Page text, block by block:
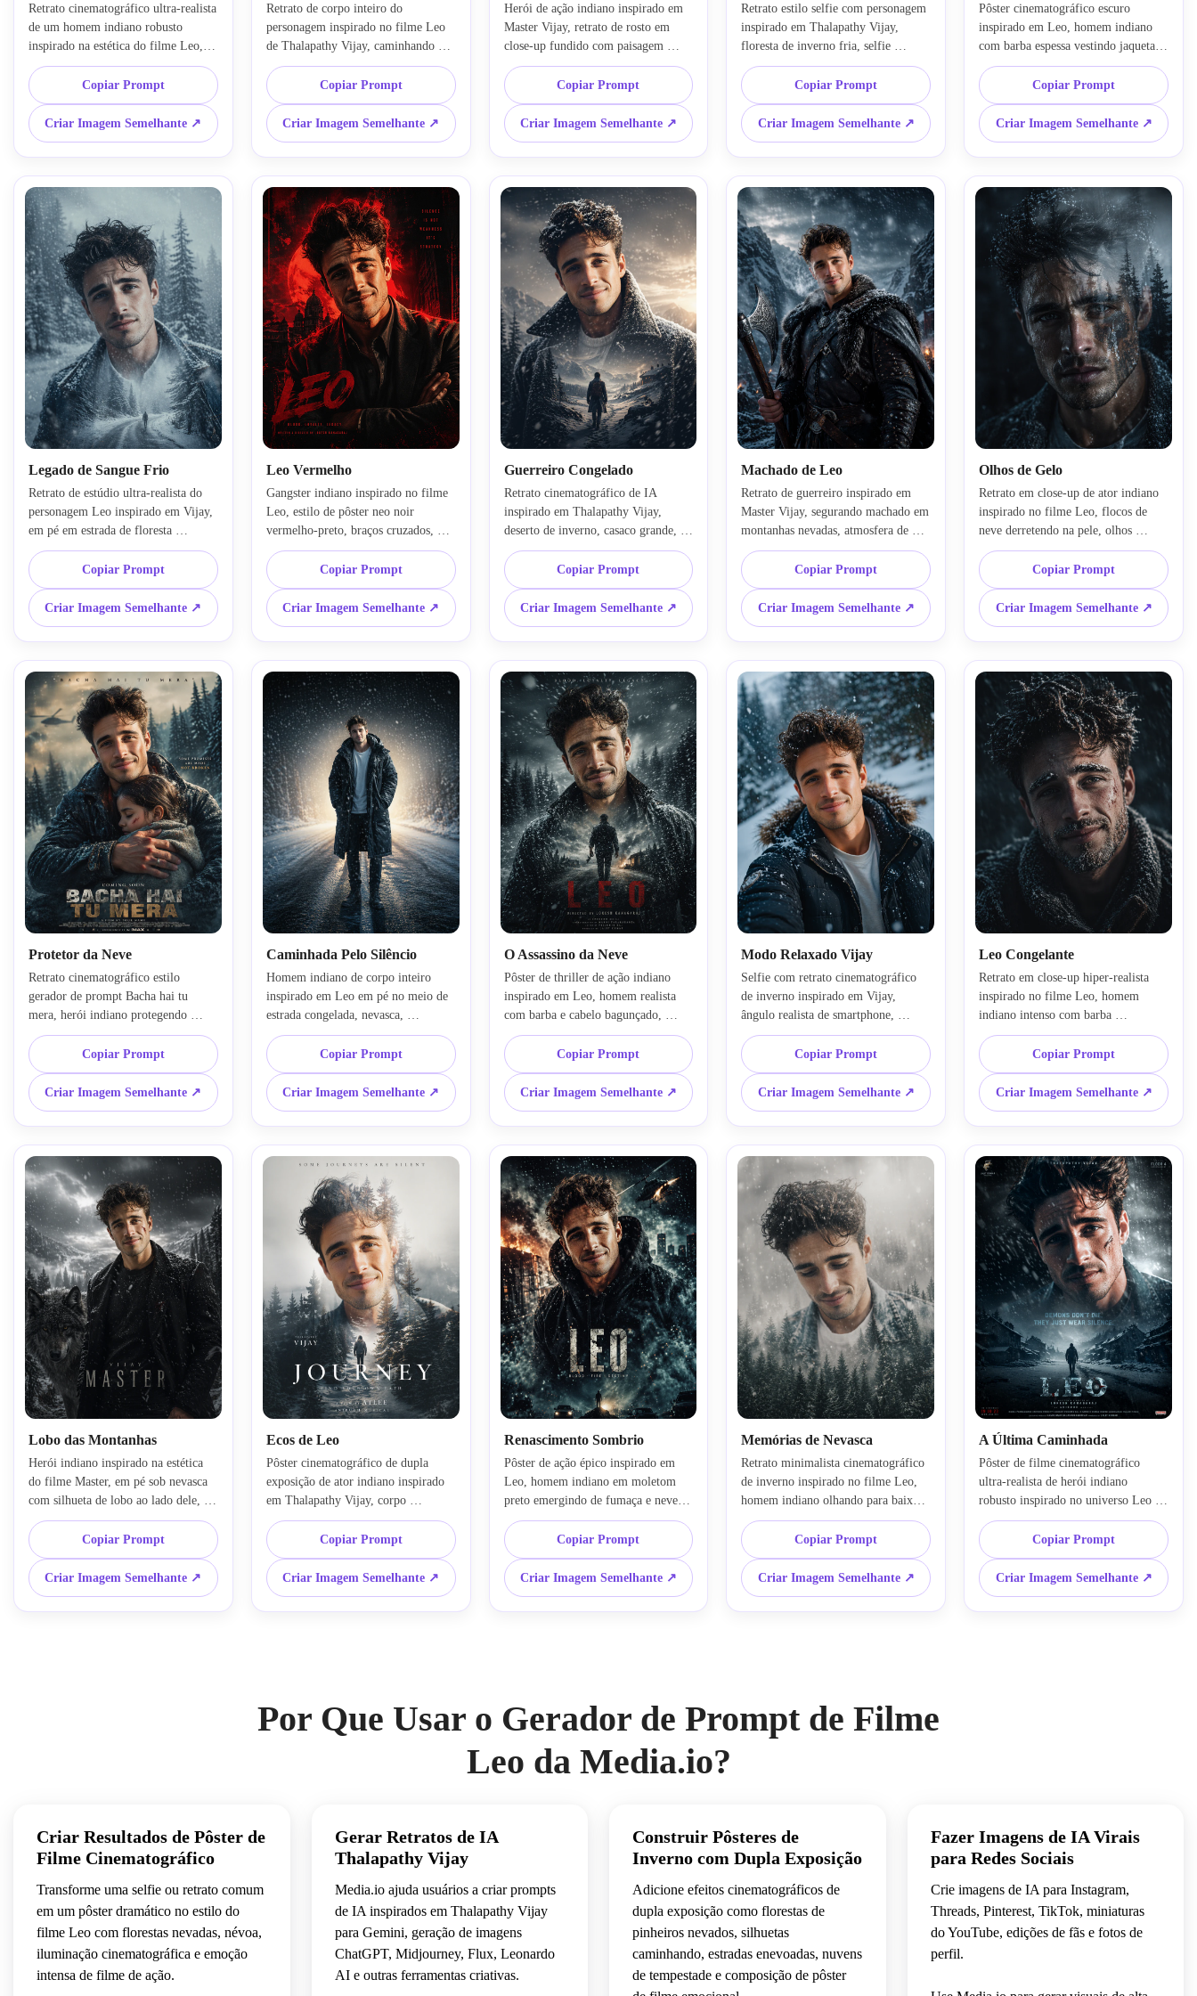
Retrato cinematográfico ultra-realista
de um homem indiano robusto
inspirado na estética do filme Leo,
em pé em uma floresta nevada,
composição de dupla exposição
dentro da jaqueta mostrando silhueta
solitária caminhando por pinheiros
enevoados, olhos intensos, cabelo
bagunçado, atmosfera fria de
inverno, névoa volumétrica, tons
azul-acinzentados suaves,
profundidade de campo rasa,
iluminação dramática, design de
pôster, texto "MANTENHA A
CALMA E EVITE A BATALHA",
obra-prima, 8k, fotorrealista,
preservar estrutura facial da imagem
de origem, estilo img2img
Copiar Prompt
Criar Imagem Semelhante ↗
Retrato de corpo inteiro do
personagem inspirado no filme Leo
de Thalapathy Vijay, caminhando
sozinho em forte nevasca, casaco de
inverno longo, gradação de cor azul
cinematográfica, respiração
congelada, fundo de floresta, pôster
de filme ultra-realista, atmosfera
sombria, partículas de neve,
iluminação de alto contraste, detalhes
faciais nítidos, estilo IMAX, textura
de pele realista, preservar pose e
identidade original, geração imagem-
para-imagem
Copiar Prompt
Criar Imagem Semelhante ↗
Herói de ação indiano inspirado em
Master Vijay, retrato de rosto em
close-up fundido com paisagem
nevada usando dupla exposição,
homem solitário caminhando na neve
dentro da silhueta, layout de pôster
cinematográfico, expressão
emocional, paleta de inverno branca,
névoa suave, fotografia hiper-
realista, estética de promoção de
filme, preservar rosto da imagem de
entrada, img2img ultra-detalhado
Copiar Prompt
Criar Imagem Semelhante ↗
Retrato estilo selfie com personagem
inspirado em Thalapathy Vijay,
floresta de inverno fria, selfie
cinematográfica realista de iPhone,
flocos de neve na barba e cabelo,
iluminação sombria, textura de pele
detalhada, pose natural, DOF raso,
desfoque de fundo atmosférico,
ultra-realista, vibração do filme Leo,
preservar identidade facial original,
img2img fotorrealista
Copiar Prompt
Criar Imagem Semelhante ↗
Pôster cinematográfico escuro
inspirado em Leo, homem indiano
com barba espessa vestindo jaqueta
branca de inverno, floresta de
pinheiros nevados mesclada ao
corpo, silhueta de viajante solitário,
nuvens de tempestade, luz de
contorno dramática, realismo
sombrio, composição de pôster de
filme com alto detalhe, 8k HDR,
preservar proporções faciais
originais, estilo de pôster imagem-
para-imagem
Copiar Prompt
Criar Imagem Semelhante ↗
Legado de Sangue Frio
Retrato de estúdio ultra-realista do
personagem Leo inspirado em Vijay,
em pé em estrada de floresta
congelada, nevasca, humor
melancólico, névoa cinematográfica
suave, efeito de dupla exposição em
camadas, brancos suaves e azuis
gelados, expressão facial intensa,
estilo de fotografia premiada,
preservar detalhes da imagem de
origem, img2img cinematográfico
Copiar Prompt
Criar Imagem Semelhante ↗
Leo Vermelho
Gangster indiano inspirado no filme
Leo, estilo de pôster neo noir
vermelho-preto, braços cruzados,
textura áspera, sombras duras, fundo
vermelho brilhante, espaço
tipográfico cinematográfico,
expressão poderosa, estilo de
romance gráfico, arte de pôster ultra-
detalhada, preservar identidade facial
da imagem de origem, transformação
img2img dramática
Copiar Prompt
Criar Imagem Semelhante ↗
Guerreiro Congelado
Retrato cinematográfico de IA
inspirado em Thalapathy Vijay,
deserto de inverno, casaco grande,
cabelo coberto de neve, viajante
solitário refletido dentro da silhueta
do corpo, composição de narrativa
emocional, fotorrealista, iluminação
dramática de filme, estilo de pôster
Netflix, preservar rosto e pose da
imagem de origem, imagem-para-
imagem ultra-realista
Copiar Prompt
Criar Imagem Semelhante ↗
Machado de Leo
Retrato de guerreiro inspirado em
Master Vijay, segurando machado em
montanhas nevadas, atmosfera de
tempestade cinematográfica, barba
robusta, respiração de fumaça fria
realista, roupa de couro com alto
detalhe, gradação azul-acinzentada,
pôster de filme de ação épico, ultra-
realista, preservar identidade da
imagem de origem, renderização
img2img cinematográfica
Copiar Prompt
Criar Imagem Semelhante ↗
Olhos de Gelo
Retrato em close-up de ator indiano
inspirado no filme Leo, flocos de
neve derretendo na pele, olhos
intensos de raiva, reflexo de floresta
dentro do rosto usando dupla
exposição, sombras cinematográficas,
realismo ultra HD, névoa
atmosférica, tema de sobrevivência
no inverno, preservar estrutura facial
original, estilo imagem-para-imagem
realista
Copiar Prompt
Criar Imagem Semelhante ↗
Protetor da Neve
Retrato cinematográfico estilo
gerador de prompt Bacha hai tu
mera, herói indiano protegendo
silhueta de criança em floresta
nevada, narrativa emocional, névoa
dramática de inverno, iluminação
realista, layout tipográfico de pôster
de filme, 8k ultra-realista, preservar
identidade facial da imagem enviada,
img2img cinematográfico
Copiar Prompt
Criar Imagem Semelhante ↗
Caminhada Pelo Silêncio
Homem indiano de corpo inteiro
inspirado em Leo em pé no meio de
estrada congelada, nevasca,
composição simétrica
cinematográfica, casaco de inverno
grande, luz de fundo brilhante
através da névoa, still de filme ultra-
realista, tons azuis sombrios,
preservar aparência do personagem
de origem, estética de pôster
imagem-para-imagem
Copiar Prompt
Criar Imagem Semelhante ↗
O Assassino da Neve
Pôster de thriller de ação indiano
inspirado em Leo, homem realista
com barba e cabelo bagunçado,
fundo de tempestade de neve,
floresta escura, silhueta misteriosa
dentro da área do peito, arte de dupla
exposição, realismo cinematográfico,
detalhe de alta textura, preservar
rosto e penteado de origem, img2img
ultra-detalhado
Copiar Prompt
Criar Imagem Semelhante ↗
Modo Relaxado Vijay
Selfie com retrato cinematográfico
de inverno inspirado em Vijay,
ângulo realista de smartphone,
sorrindo levemente na nevasca,
fundo de floresta nevada, gradação
cinematográfica fria, textura facial
realista, jaqueta de inverno casual,
fotografia ultra-detalhada, preservar
identidade original da imagem de
origem, estilo imagem-para-imagem
Copiar Prompt
Criar Imagem Semelhante ↗
Leo Congelante
Retrato em close-up hiper-realista
inspirado no filme Leo, homem
indiano intenso com barba
congelada, sobrancelhas cobertas de
neve, atmosfera de névoa fria,
iluminação lateral dramática, paleta
de cores cinematográfica, olhos
ultra-detalhados, estética de
sobrevivência no inverno, preservar
identidade facial da imagem de
origem, img2img realista
Copiar Prompt
Criar Imagem Semelhante ↗
Lobo das Montanhas
Herói indiano inspirado na estética
do filme Master, em pé sob nevasca
com silhueta de lobo ao lado dele,
fundo de floresta cinematográfica,
expressão emocional, texturas ultra-
realistas, nuvens dramáticas,
composição de pôster de filme,
preservar estrutura facial e corporal
enviada, imagem-para-imagem
Copiar Prompt
Criar Imagem Semelhante ↗
Ecos de Leo
Pôster cinematográfico de dupla
exposição de ator indiano inspirado
em Thalapathy Vijay, corpo
mesclado com pinheiros nevados e
silhueta caminhando, névoa branca
suave, atmosfera emocional de
inverno, fotografia realista, layout
tipográfico de filme elegante,
preservar identidade facial de
Copiar Prompt
Criar Imagem Semelhante ↗
Renascimento Sombrio
Pôster de ação épico inspirado em
Leo, homem indiano em moletom
preto emergindo de fumaça e neve,
fundo cinematográfico brilhante,
realismo fantástico, barba ultra-
detalhada, iluminação dramática,
vibração de thriller sombrio, arte
conceitual 8k, preservar
características do personagem de
Copiar Prompt
Criar Imagem Semelhante ↗
Memórias de Nevasca
Retrato minimalista cinematográfico
de inverno inspirado no filme Leo,
homem indiano olhando para baixo,
sobreposição nevada branca
dissolvendo em floresta de pinheiros,
névoa suave, texturas de tecido
realistas, paleta monocromática
suave, pôster de narrativa emocional,
preservar pose e rosto original,
Copiar Prompt
Criar Imagem Semelhante ↗
A Última Caminhada
Pôster de filme cinematográfico
ultra-realista de herói indiano
robusto inspirado no universo Leo e
Master Vijay, cidade abandonada
nevada, silhueta solitária caminhando
por nevasca, luz de fundo dramática,
gradação azul-acinzentada fria, rosto
emocional intenso, realismo de alto
detalhe, design de pôster premiado,
Copiar Prompt
Criar Imagem Semelhante ↗
Por Que Usar o Gerador de Prompt de Filme
Leo da Media.io?
Criar Resultados de Pôster de
Filme Cinematográfico
Transforme uma selfie ou retrato comum
em um pôster dramático no estilo do
filme Leo com florestas nevadas, névoa,
iluminação cinematográfica e emoção
intensa de filme de ação.
Gerar Retratos de IA
Thalapathy Vijay
Media.io ajuda usuários a criar prompts
de IA inspirados em Thalapathy Vijay
para Gemini, geração de imagens
ChatGPT, Midjourney, Flux, Leonardo
AI e outras ferramentas criativas.
Construir Pôsteres de
Inverno com Dupla Exposição
Adicione efeitos cinematográficos de
dupla exposição como florestas de
pinheiros nevados, silhuetas
caminhando, estradas enevoadas, nuvens
de tempestade e composição de pôster
Fazer Imagens de IA Virais
para Redes Sociais
Crie imagens de IA para Instagram,
Threads, Pinterest, TikTok, miniaturas
do YouTube, edições de fãs e fotos de
perfil.